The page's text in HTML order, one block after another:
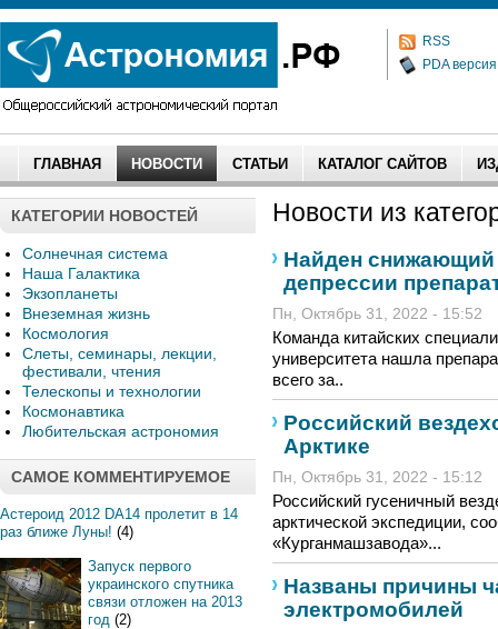
RSS
PDA версия
ГЛАВНАЯ НОВОСТИ СТАТЬИ КАТАЛОГ САЙТОВ
КАТЕГОРИИ НОВОСТЕЙ
Солнечная система
Наша Галактика
Экзопланеты
Внеземная жизнь
Космология
Слеты, семинары, лекции,
фестивали, чтения
Телескопы и технологии
Космонавтика
Любительская астрономия
САМОЕ КОММЕНТИРУЕМОЕ
Астероид 2012 DA14 пролетит в 14
раз ближе Луны! (4)
Запуск первого
украинского спутника
связи отложен на 2013
год (2)
Новости из
Найден снижающий
депрессии
Пн, Октябрь 31, 2022 - 15:52
Команда китайских
университета нашла
всего за..
Российский
Арктике
Пн, Октябрь 31, 2022 - 15:12
Российский гусеничный
арктической экспедиции,
«Курганмашзавода»...
Названы причины
электромобилей